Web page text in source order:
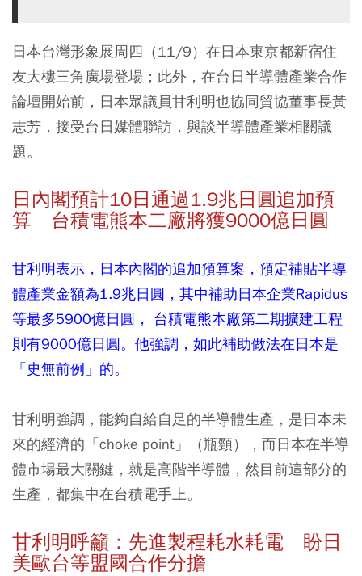
日本台灣形象展周四（11/9）在日本東京都新宿住
友大樓三角廣場登場；此外，在台日半導體產業合作
論壇開始前，日本眾議員甘利明也協同貿協董事長黃
志芳，接受台日媒體聯訪，與談半導體產業相關議
題。
日內閣預計10日通過1.9兆日圓追加預
算 台積電熊本二廠將獲9000億日圓
甘利明表示，日本內閣的追加預算案，預定補貼半導
體產業金額為1.9兆日圓，其中補助日本企業Rapidus
等最多5900億日圓， 台積電熊本廠第二期擴建工程
則有9000億日圓。他強調，如此補助做法在日本是
「史無前例」的。
甘利明強調，能夠自給自足的半導體生產，是日本未
來的經濟的「choke point」（瓶頸），而日本在半導
體市場最大關鍵，就是高階半導體，然目前這部分的
生產，都集中在台積電手上。
甘利明呼籲：先進製程耗水耗電 盼日
美歐台等盟國合作分擔